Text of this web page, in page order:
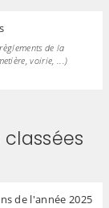
de la
voirie, ...)
de l'année 2025